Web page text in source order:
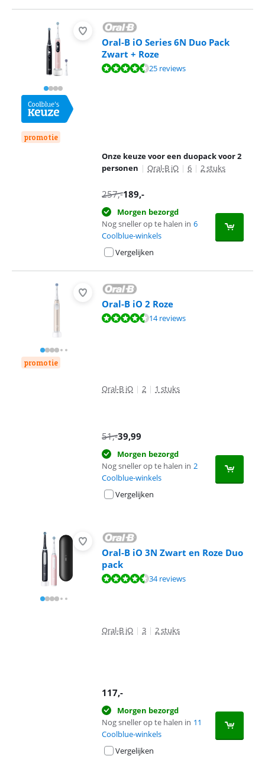
promotie
Oral-B iO Series 6N Duo Pack
Zwart + Roze
Beoordeling is 9,0 van de 10, gebaseerd op 25 reviews.
25 reviews
Onze keuze voor een duopack voor 2
personen | Oral-B iO | 6 | 2 stuks
257,-189,-
Morgen bezorgd
Nog sneller op te halen in 6
Coolblue-winkels
Vergelijken
promotie
Oral-B iO 2 Roze
Beoordeling is 9,3 van de 10, gebaseerd op 14 reviews.
14 reviews
Oral-B iO | 2 | 1 stuks
51,-39,99
Morgen bezorgd
Nog sneller op te halen in 2
Coolblue-winkels
Vergelijken
Oral-B iO 3N Zwart en Roze Duo
pack
Beoordeling is 8,5 van de 10, gebaseerd op 34 reviews.
34 reviews
Oral-B iO | 3 | 2 stuks
117,-
Morgen bezorgd
Nog sneller op te halen in 11
Coolblue-winkels
Vergelijken